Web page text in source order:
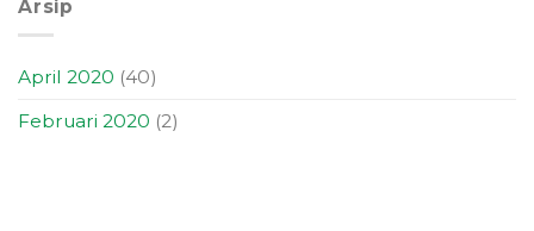
Arsip
April 2020 (40)
Februari 2020 (2)